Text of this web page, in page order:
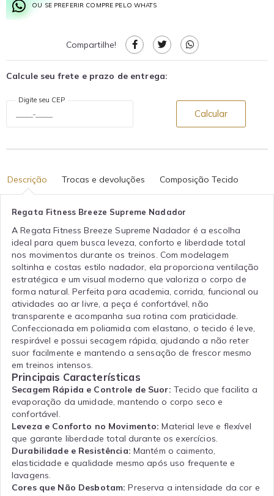
OU SE PREFERIR COMPRE PELO WHATS
Compartilhe!
Calcule seu frete e prazo de entrega:
Digite seu CEP
Calcular
Descrição Trocas e devoluções Composição Tecido
Regata Fitness Breeze Supreme Nadador
A Regata Fitness Breeze Supreme Nadador é a escolha
ideal para quem busca leveza, conforto e liberdade total
nos movimentos durante os treinos. Com modelagem
soltinha e costas estilo nadador, ela proporciona ventilação
estratégica e um visual moderno que valoriza o corpo de
forma natural. Perfeita para academia, corrida, funcional ou
atividades ao ar livre, a peça é confortável, não
transparente e acompanha sua rotina com praticidade.
Confeccionada em poliamida com elastano, o tecido é leve,
respirável e possui secagem rápida, ajudando a não reter
suor facilmente e mantendo a sensação de frescor mesmo
em treinos intensos.
Principais Características
Secagem Rápida e Controle de Suor: Tecido que facilita a
evaporação da umidade, mantendo o corpo seco e
confortável.
Leveza e Conforto no Movimento: Material leve e flexível
que garante liberdade total durante os exercícios.
Durabilidade e Resistência: Mantém o caimento,
elasticidade e qualidade mesmo após uso frequente e
lavagens.
Cores que Não Desbotam: Preserva a intensidade da cor e